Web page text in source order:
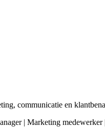
communicatie en
| Marketing